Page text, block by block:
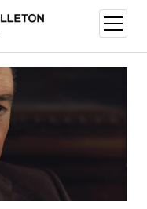
Menü
öffnen